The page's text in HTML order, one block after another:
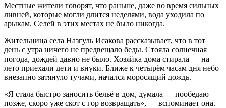
Местные жители говорят, что раньше, даже во время сильных
ливней, которые могли длится неделями, вода уходила по
арыкам. Селей в этих местах не было никогда.
Жительница села Назгуль Исакова рассказывает, что в тот
день с утра ничего не предвещало беды. Стояла солнечная
погода, дождей давно не было. Хозяйка дома стирала — на
лето приехали дети и внуки. Ближе к четырём часам дня небо
внезапно затянуло тучами, начался моросящий дождь.
«Я стала быстро заносить бельё в дом, думала — пообедаю
позже, скоро уже скот с гор возвращать», — вспоминает она.